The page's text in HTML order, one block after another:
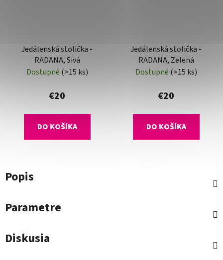
Jedálenská stolička -
RADANA, Sivá
Dostupné (>15 ks)
€20
DO KOŠÍKA
Jedálenská stolička -
RADANA, Zelená
Dostupné (>15 ks)
€20
DO KOŠÍKA
Popis
Parametre
Diskusia